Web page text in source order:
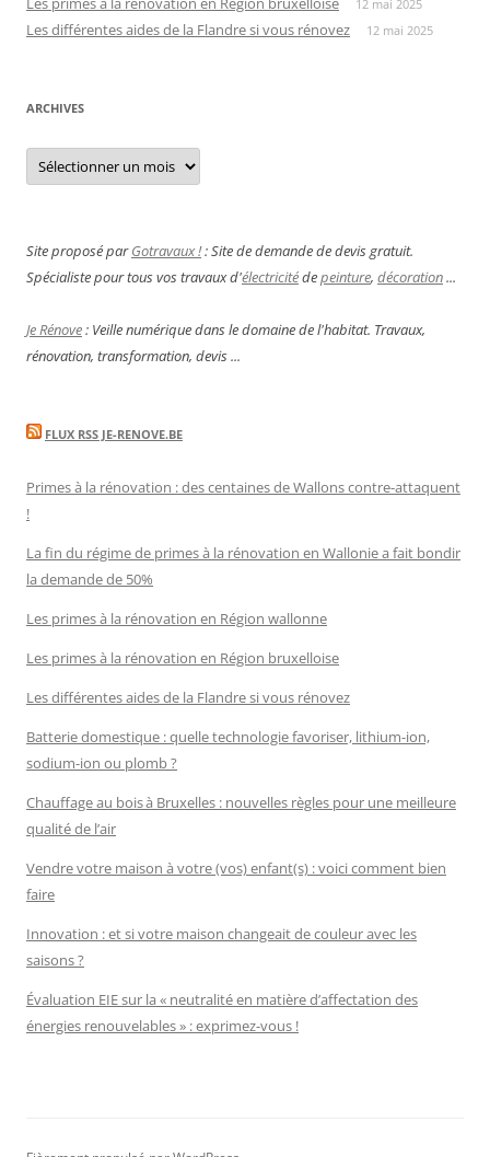
12 mai 2025
Les différentes aides de la Flandre si vous rénovez 12 mai 2025
ARCHIVES
Archives
Site proposé parGotravaux !: Site de demande de devis gratuit.
Spécialiste pour tous vos travaux d'électricitédepeinture, décoration...
Je Rénove: Veille numérique dans le domaine de l'habitat. Travaux,
rénovation, transformation, devis ...
FLUX RSS JE-RENOVE.BE
Primes à la rénovation : des centaines de Wallons contre-attaquent
!
La fin du régime de primes à la rénovation en Wallonie a fait bondir
la demande de 50%
Les primes à la rénovation en Région wallonne
Les primes à la rénovation en Région bruxelloise
Les différentes aides de la Flandre si vous rénovez
Batterie domestique : quelle technologie favoriser, lithium-ion,
sodium-ion ou plomb ?
Chauffage au bois à Bruxelles : nouvelles règles pour une meilleure
qualité de l’air
Vendre votre maison à votre (vos) enfant(s) : voici comment bien
faire
Innovation : et si votre maison changeait de couleur avec les
saisons ?
Évaluation EIE sur la « neutralité en matière d’affectation des
énergies renouvelables » : exprimez-vous !